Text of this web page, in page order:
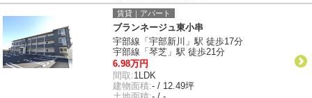
賃貸｜アパート
ブランネージュ東小串
宇部線「宇部新川」駅 徒歩17分
宇部線「琴芝」駅 徒歩21分
6.98万円
間取:1LDK
建物面積:- / 12.49坪